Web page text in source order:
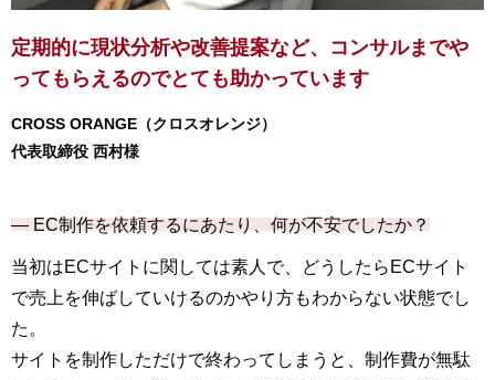
定期的に現状分析や改善提案など、 コンサルまでや
ってもらえるのでとても助かっています
CROSS ORANGE（クロスオレンジ）
代表取締役 西村様
― EC制作を依頼するにあたり、何が不安でしたか？
当初はECサイトに関しては素人で、どうしたらECサイト
で売上を伸ばしていけるのかやり方もわからない状態でし
た。
サイトを制作しただけで終わってしまうと、制作費が無駄